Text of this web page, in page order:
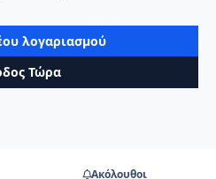
λογαριασμού
Τώρα
Ακόλουθοι